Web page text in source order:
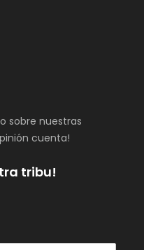
sobre nuestras
cuenta!
tribu!